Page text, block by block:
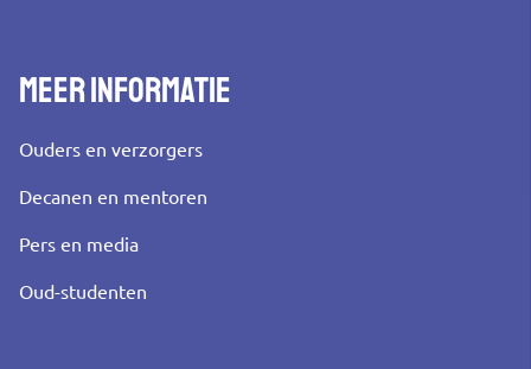
Meer informatie
Ouders en verzorgers
Decanen en mentoren
Pers en media
Oud-studenten